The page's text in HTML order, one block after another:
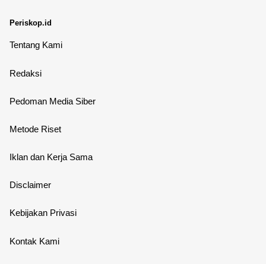
Periskop.id
Tentang Kami
Redaksi
Pedoman Media Siber
Metode Riset
Iklan dan Kerja Sama
Disclaimer
Kebijakan Privasi
Kontak Kami